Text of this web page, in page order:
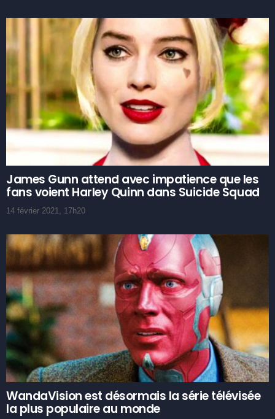
James Gunn attend avec impatience que les
fans voient Harley Quinn dans Suicide Squad
14 février 2021, 17h20
WandaVision est désormais la série télévisée
la plus populaire au monde